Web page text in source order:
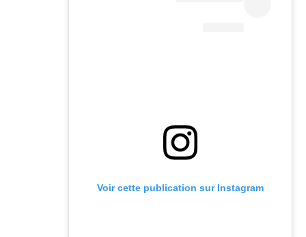
Voir cette publication sur Instagram